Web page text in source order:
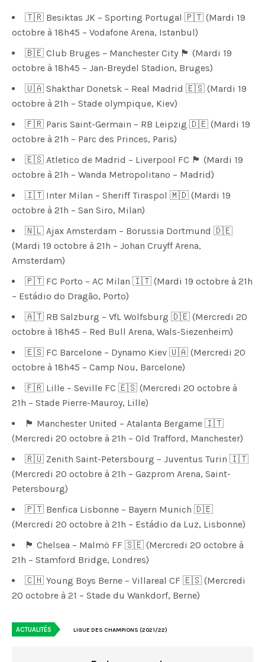
🇹🇷 Besiktas JK – Sporting Portugal 🇵🇹 (Mardi 19
octobre à 18h45 – Vodafone Arena, Istanbul)
🇧🇪 Club Bruges – Manchester City 🏴󠁧󠁢󠁥󠁮󠁧󠁿 (Mardi 19
octobre à 18h45 – Jan-Breydel Stadion, Bruges)
🇺🇦 Shakthar Donetsk – Real Madrid 🇪🇸 (Mardi 19
octobre à 21h – Stade olympique, Kiev)
🇫🇷 Paris Saint-Germain – RB Leipzig 🇩🇪 (Mardi 19
octobre à 21h – Parc des Princes, Paris)
🇪🇸 Atletico de Madrid – Liverpool FC 🏴󠁧󠁢󠁥󠁮󠁧󠁿 (Mardi 19
octobre à 21h – Wanda Metropolitano – Madrid)
🇮🇹 Inter Milan – Sheriff Tiraspol 🇲🇩 (Mardi 19
octobre à 21h – San Siro, Milan)
🇳🇱 Ajax Amsterdam – Borussia Dortmund 🇩🇪
(Mardi 19 octobre à 21h – Johan Cruyff Arena,
Amsterdam)
🇵🇹 FC Porto – AC Milan 🇮🇹 (Mardi 19 octobre à 21h
– Estádio do Dragão, Porto)
🇦🇹 RB Salzburg – VfL Wolfsburg 🇩🇪 (Mercredi 20
octobre à 18h45 – Red Bull Arena, Wals-Siezenheim)
🇪🇸 FC Barcelone – Dynamo Kiev 🇺🇦 (Mercredi 20
octobre à 18h45 – Camp Nou, Barcelone)
🇫🇷 Lille – Seville FC 🇪🇸 (Mercredi 20 octobre à
21h – Stade Pierre-Mauroy, Lille)
🏴󠁧󠁢󠁥󠁮󠁧󠁿 Manchester United – Atalanta Bergame 🇮🇹
(Mercredi 20 octobre à 21h – Old Trafford, Manchester)
🇷🇺 Zenith Saint-Petersbourg – Juventus Turin 🇮🇹
(Mercredi 20 octobre à 21h – Gazprom Arena, Saint-
Petersbourg)
🇵🇹 Benfica Lisbonne – Bayern Munich 🇩🇪
(Mercredi 20 octobre à 21h – Estádio da Luz, Lisbonne)
🏴󠁧󠁢󠁥󠁮󠁧󠁿 Chelsea – Malmö FF 🇸🇪 (Mercredi 20 octobre à
21h – Stamford Bridge, Londres)
🇨🇭 Young Boys Berne – Villareal CF 🇪🇸 (Mercredi
20 octobre à 21 – Stade du Wankdorf, Berne)
ACTUALITÉS LIGUE DES CHAMPIONS (2021/22)